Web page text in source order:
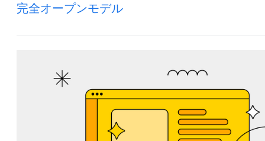
完全オープンモデル